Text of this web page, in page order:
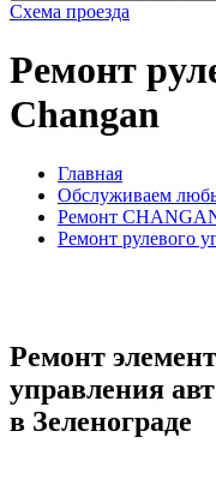
Схема проезда
Ремонт
Changan
Главная
Обслуживаем
Ремонт
Ремонт рулевого
Ремонт
управления
в Зеленограде